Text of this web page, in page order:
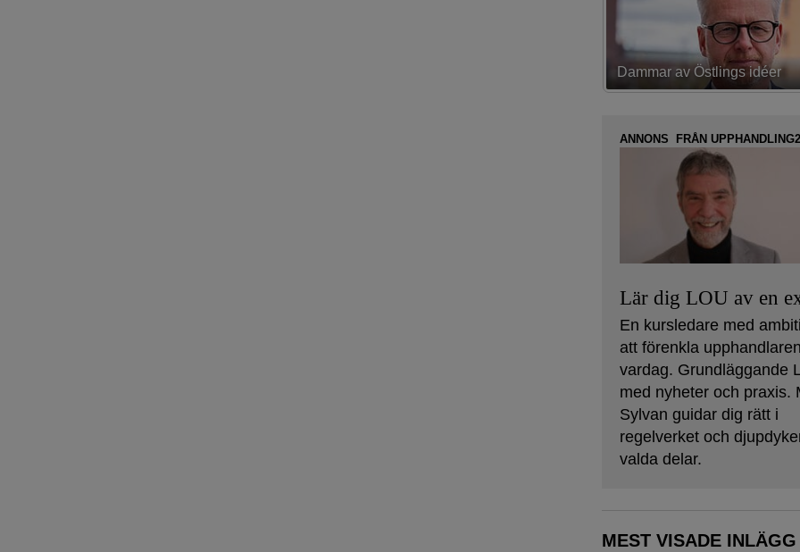
Dammar av Östlings idéer
ANNONS FRÅN
Lär dig LOU av en
En kursledare med
att förenkla
vardag. Grundläggande
med nyheter och praxis.
Sylvan guidar dig rätt i
regelverket och
valda delar.
MEST VISADE INLÄGG